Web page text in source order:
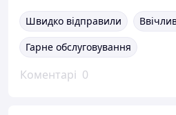
Швидко відправили
Гарне обслуговування
Коментарі 0